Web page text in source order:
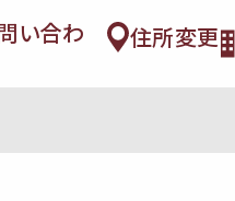
い合わ 住所変更